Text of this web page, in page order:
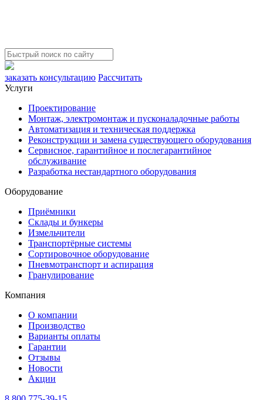
заказать консультацию Рассчитать
Услуги
Проектирование
Монтаж, электромонтаж и пусконаладочные работы
Автоматизация и техническая поддержка
Реконструкции и замена существующего оборудования
Сервисное, гарантийное и послегарантийное
обслуживание
Разработка нестандартного оборудования
Оборудование
Приёмники
Склады и бункеры
Измельчители
Транспортёрные системы
Сортировочное оборудование
Пневмотранспорт и аспирация
Гранулирование
Компания
О компании
Производство
Варианты оплаты
Гарантии
Отзывы
Новости
Акции